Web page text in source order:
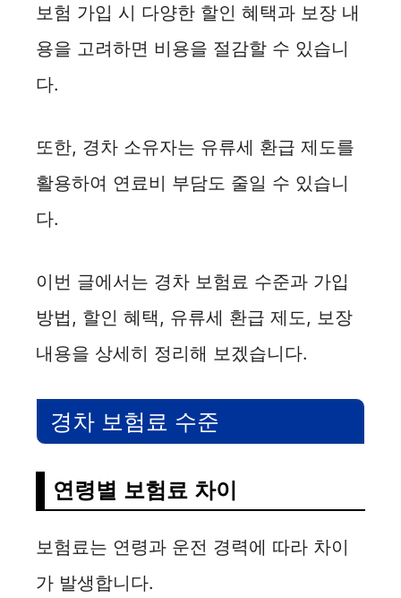
보험 가입 시 다양한 할인 혜택과 보장 내
용을 고려하면 비용을 절감할 수 있습니
다.
또한, 경차 소유자는 유류세 환급 제도를
활용하여 연료비 부담도 줄일 수 있습니
다.
이번 글에서는 경차 보험료 수준과 가입
방법, 할인 혜택, 유류세 환급 제도, 보장
내용을 상세히 정리해 보겠습니다.
경차 보험료 수준
연령별 보험료 차이
보험료는 연령과 운전 경력에 따라 차이
가 발생합니다.